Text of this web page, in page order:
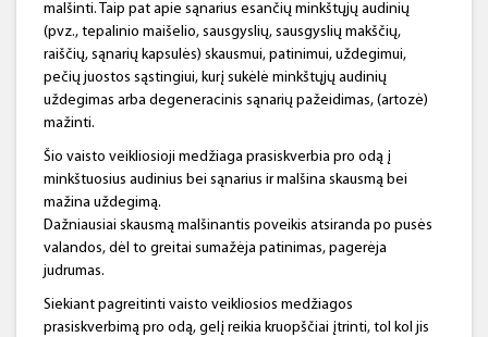
malšinti. Taip pat apie sąnarius esančių minkštųjų audinių
(pvz., tepalinio maišelio, sausgyslių, sausgyslių makščių,
raiščių, sąnarių kapsulės) skausmui, patinimui, uždegimui,
pečių juostos sąstingiui, kurį sukėlė minkštųjų audinių
uždegimas arba degeneracinis sąnarių pažeidimas, (artozė)
mažinti.
Šio vaisto veikliosioji medžiaga prasiskverbia pro odą į
minkštuosius audinius bei sąnarius ir malšina skausmą bei
mažina uždegimą.
Dažniausiai skausmą malšinantis poveikis atsiranda po pusės
valandos, dėl to greitai sumažėja patinimas, pagerėja
judrumas.
Siekiant pagreitinti vaisto veikliosios medžiagos
prasiskverbimą pro odą, gelį reikia kruopščiai įtrinti, tol kol jis